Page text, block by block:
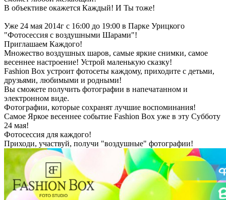
В объективе окажется Каждый! И Ты тоже!
Уже 24 мая 2014г с 16:00 до 19:00 в Парке Урицкого
"Фотосессия с воздушными Шарами"!
Приглашаем Каждого!
Множество воздушных шаров, самые яркие снимки, самое
весеннее настроение! Устрой маленькую сказку!
Fashion Box устроит фотосеты каждому, приходите с детьми,
друзьями, любимыми и родными!
Вы сможете получить фотографии в напечатанном и
электронном виде.
Фотографии, которые сохранят лучшие воспоминания!
Самое Яркое весеннее событие Fashion Box уже в эту Субботу
24 мая!
Фотосессия для каждого!
Приходи, участвуй, получи "воздушные" фотографии!